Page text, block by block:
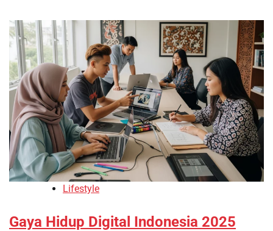
Lifestyle
Gaya Hidup Digital Indonesia 2025